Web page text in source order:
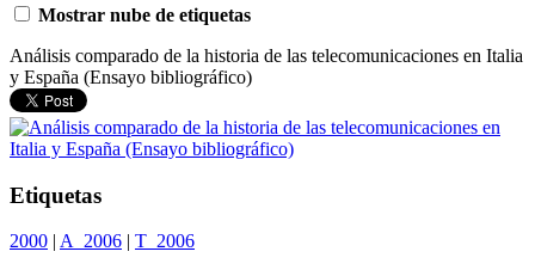
Mostrar nube de etiquetas
Análisis comparado de la historia de las telecomunicaciones en Italia
y España (Ensayo bibliográfico)
Etiquetas
2000 | A_2006 | T_2006